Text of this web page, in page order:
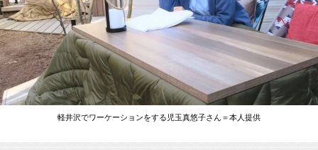
軽井沢でワーケーションをする児玉真悠子さん＝本人提供